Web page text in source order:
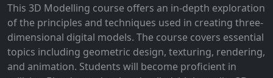
This 3D Modelling course offers an in-depth exploration
of the principles and techniques used in creating three-
dimensional digital models. The course covers essential
topics including geometric design, texturing, rendering,
and animation. Students will become proficient in